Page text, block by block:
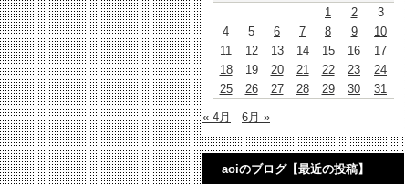
1
2
3
4
5 6 7 8 9
10
11
12 13 14 15 16
17
18
19 20 21 22 23
24
25
26 27 28 29 30 31
« 4月 6月 »
aoiのブログ【最近の投稿】